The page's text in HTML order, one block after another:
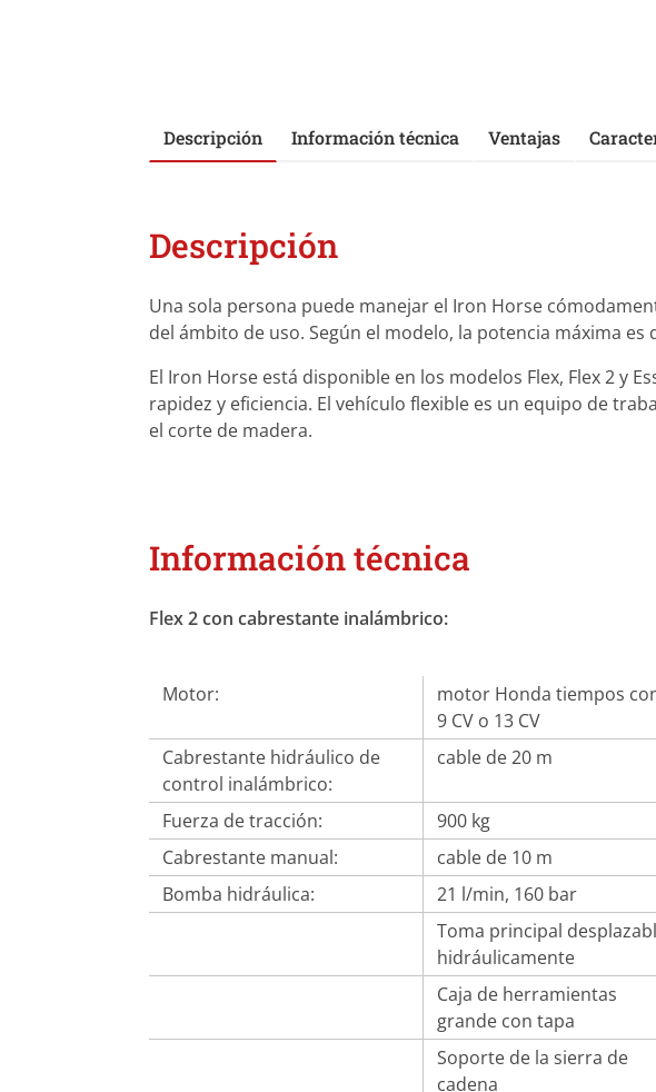
Descripción Información técnica Ventajas
Descripción
Una sola persona puede manejar el Iron Horse
del ámbito de uso. Según el modelo, la potencia máxima es
El Iron Horse está disponible en los modelos Flex, Flex 2 y
rapidez y eficiencia. El vehículo flexible es un equipo de
el corte de madera.
Información técnica
Flex 2 con cabrestante inalámbrico:
Motor:
motor Honda tiempos
9 CV o 13 CV
Cabrestante hidráulico de
control inalámbrico:
cable de 20 m
Fuerza de tracción:
900 kg
Cabrestante manual:
cable de 10 m
Bomba hidráulica:
21 l/min, 160 bar
Toma principal
hidráulicamente
Caja de herramientas
grande con tapa
Soporte de la sierra de
cadena